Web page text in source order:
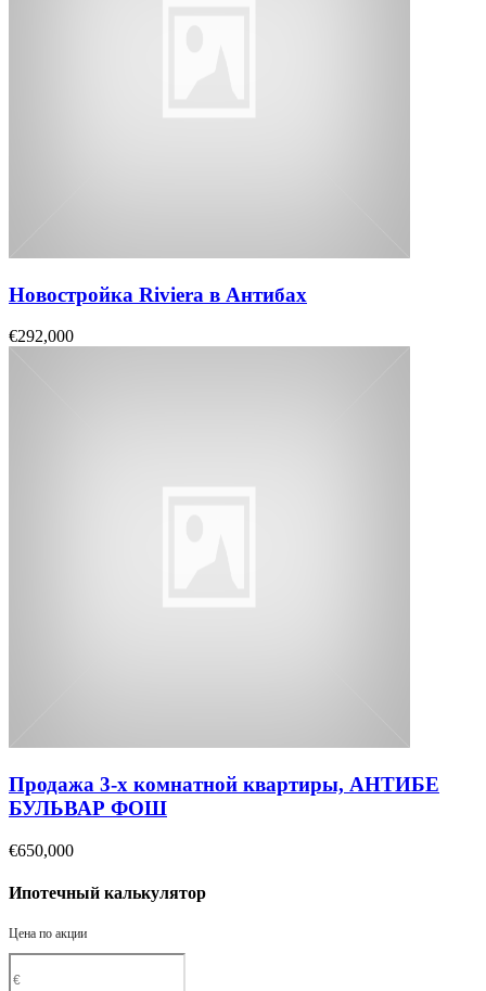
Новостройка Riviera в Антибах
€292,000
Продажа 3-х комнатной квартиры, АНТИБЕ
БУЛЬВАР ФОШ
€650,000
Ипотечный калькулятор
Цена по акции